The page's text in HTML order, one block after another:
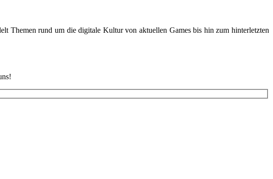
Themen rund um die digitale Kultur von aktuellen Games bis hin zum hinterletzten